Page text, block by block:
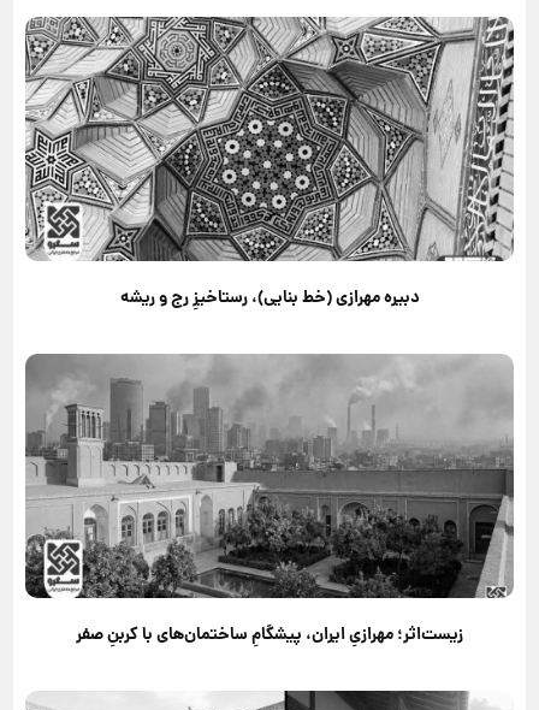
دبیره مهرازی (خط بنایی)، رستاخیزِ رج و ریشه
زیست‌اثر؛ مهرازیِ ایران، پیشگامِ ساختمان‌های با کربنِ صفر